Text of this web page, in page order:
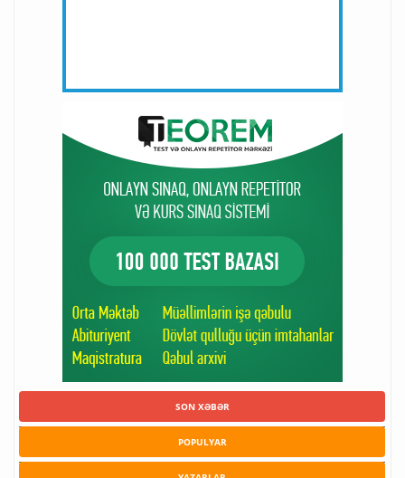
SON XƏBƏR
POPULYAR